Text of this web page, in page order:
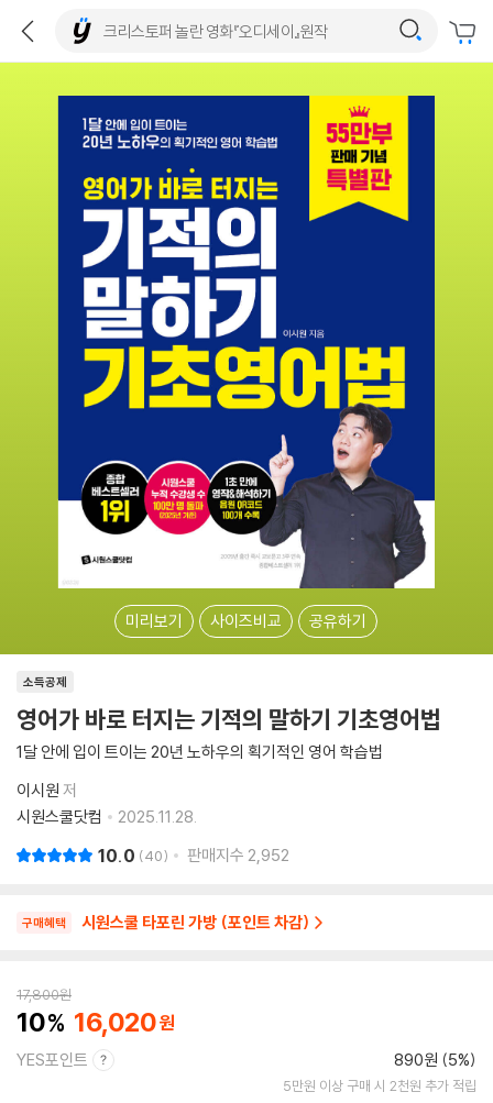
미리보기 사이즈비교 공유하기
소득공제
영어가 바로 터지는 기적의 말하기 기초영어법
1달 안에 입이 트이는 20년 노하우의 획기적인 영어 학습법
이시원 저
시원스쿨닷컴
2025.11.28.
10.0 40 판매지수 2,952
구매혜택 시원스쿨 타포린 가방 (포인트 차감)
17,800원
10 16,020
YES포인트 890원 (5%)
5만원 이상 구매 시 2천원 추가 적립